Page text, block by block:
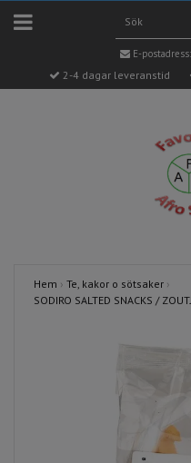
E-postadress:
2-4 dagar leveranstid
Hem › Te, kakor o sötsaker ›
SODIRO SALTED SNACKS /